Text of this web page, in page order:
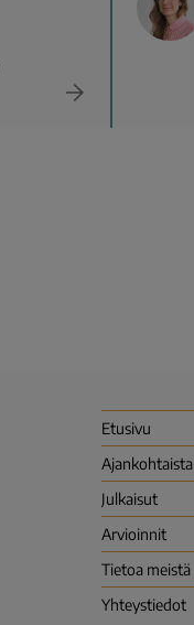
Etusivu
Ajankohtaista
Julkaisut
Arvioinnit
Tietoa meistä
Yhteystiedot